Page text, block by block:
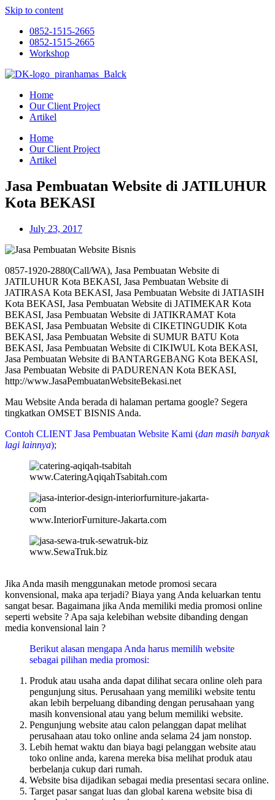
Skip to content
0852-1515-2665
0852-1515-2665
Workshop
Home
Our Client Project
Artikel
Home
Our Client Project
Artikel
Jasa Pembuatan Website di JATILUHUR
Kota BEKASI
July 23, 2017
0857-1920-2880(Call/WA), Jasa Pembuatan Website di
JATILUHUR Kota BEKASI, Jasa Pembuatan Website di
JATIRASA Kota BEKASI, Jasa Pembuatan Website di JATIASIH
Kota BEKASI, Jasa Pembuatan Website di JATIMEKAR Kota
BEKASI, Jasa Pembuatan Website di JATIKRAMAT Kota
BEKASI, Jasa Pembuatan Website di CIKETINGUDIK Kota
BEKASI, Jasa Pembuatan Website di SUMUR BATU Kota
BEKASI, Jasa Pembuatan Website di CIKIWUL Kota BEKASI,
Jasa Pembuatan Website di BANTARGEBANG Kota BEKASI,
Jasa Pembuatan Website di PADURENAN Kota BEKASI,
http://www.JasaPembuatanWebsiteBekasi.net
Mau Website Anda berada di halaman pertama google? Segera
tingkatkan OMSET BISNIS Anda.
Contoh CLIENT Jasa Pembuatan Website Kami (dan masih banyak
lagi lainnya);
www.CateringAqiqahTsabitah.com
www.InteriorFurniture-Jakarta.com
www.SewaTruk.biz
Jika Anda masih menggunakan metode promosi secara
konvensional, maka apa terjadi? Biaya yang Anda keluarkan tentu
sangat besar. Bagaimana jika Anda memiliki media promosi online
seperti website ? Apa saja kelebihan website dibanding dengan
media konvensional lain ?
Berikut alasan mengapa Anda harus memilih website
sebagai pilihan media promosi:
Produk atau usaha anda dapat dilihat secara online oleh para
pengunjung situs. Perusahaan yang memiliki website tentu
akan lebih berpeluang dibanding dengan perusahaan yang
masih konvensional atau yang belum memiliki website.
Pengunjung website atau calon pelanggan dapat melihat
perusahaan atau toko online anda selama 24 jam nonstop.
Lebih hemat waktu dan biaya bagi pelanggan website atau
toko online anda, karena mereka bisa melihat produk atau
berbelanja cukup dari rumah.
Website bisa dijadikan sebagai media presentasi secara online.
Target pasar sangat luas dan global karena website bisa di